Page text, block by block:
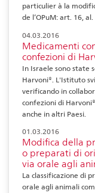
particulier à la
de l‘OPuM: art. 16,
04.03.2016
Medicamenti
confezioni di
In Israele sono state
Harvoni®. L'Istituto
verificando in
confezioni di
anche in altri Paesi.
01.03.2016
Modifica della
o preparati di
via orale agli
La classificazione di
orale agli animali